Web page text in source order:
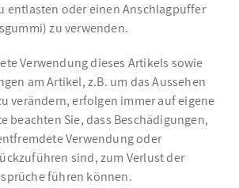
entlasten oder einen Anschlagpuffer
zu verwenden.
Verwendung dieses Artikels sowie
am Artikel, z.B. um das Aussehen
verändern, erfolgen immer auf eigene
beachten Sie, dass Beschädigungen,
Verwendung oder
sind, zum Verlust der
führen können.